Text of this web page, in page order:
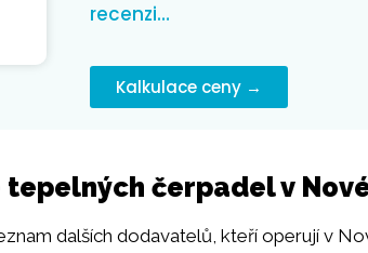
recenzi…
Kalkulace ceny →
čerpadel v
dalších dodavatelů, kteří operují v